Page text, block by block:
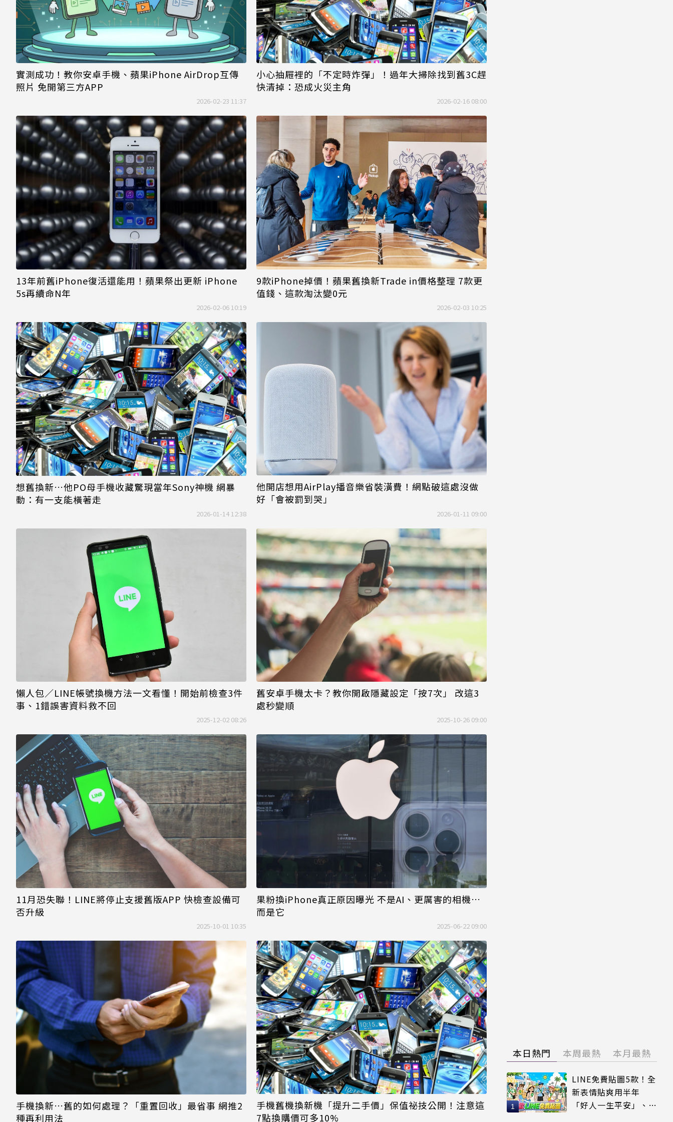
實測成功！教你安卓手機、蘋果iPhone AirDrop互傳
照片 免開第三方APP
2026-02-23 11:37
小心抽屜裡的「不定時炸彈」！過年大掃除找到舊3C趕
快清掉：恐成火災主角
2026-02-16 08:00
13年前舊iPhone復活還能用！蘋果祭出更新 iPhone
5s再續命N年
2026-02-06 10:19
9款iPhone掉價！蘋果舊換新Trade in價格整理 7款更
值錢、這款淘汰變0元
2026-02-03 10:25
想舊換新…他PO母手機收藏驚現當年Sony神機 網暴
動：有一支能橫著走
2026-01-14 12:38
他開店想用AirPlay播音樂省裝潢費！網點破這處沒做
好「會被罰到哭」
2026-01-11 09:00
懶人包／LINE帳號換機方法一文看懂！開始前檢查3件
事、1錯誤害資料救不回
2025-12-02 08:26
舊安卓手機太卡？教你開啟隱藏設定「按7次」 改這3
處秒變順
2025-10-26 09:00
11月恐失聯！LINE將停止支援舊版APP 快檢查設備可
否升級
2025-10-01 10:35
果粉換iPhone真正原因曝光 不是AI、更厲害的相機…
而是它
2025-06-22 09:00
手機換新…舊的如何處理？「重置回收」最省事 網推2
種再利用法
手機舊機換新機「提升二手價」保值祕技公開！注意這
7點換購價可多10%
本日熱門 本周最熱 本月最熱
LINE免費貼圖5款！全
新表情貼爽用半年
「好人一生平安」、